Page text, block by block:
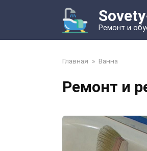
Ремонт и
Главная » Ванна
Ремонт и